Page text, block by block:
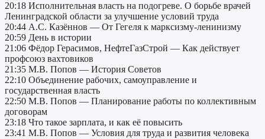
20:18 Исполнительная власть на подогреве. О борьбе врачей
Ленинградской области за улучшение условий труда
20:44 А.С. Казённов — От Гегеля к марксизму-ленинизму
20:59 День в истории
21:06 Фёдор Герасимов, НефтеГазСтрой — Как действует
профсоюз вахтовиков
21:35 М.В. Попов — История Советов
22:10 Объединение рабочих, самоуправление и
государственная власть
22:50 М.В. Попов — Планирование работы по коллективным
договорам
23:18 Что такое зарплата, и как её повысить
23:41 М.В. Попов — Условия для труда и развития человека